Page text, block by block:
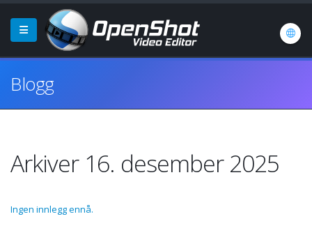
Blogg
Arkiver 16. desember 2025
Ingen innlegg ennå.